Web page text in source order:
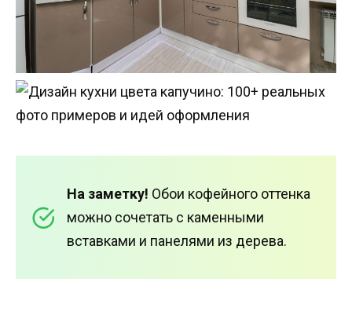
На заметку! Обои кофейного оттенка
можно сочетать с каменными
вставками и панелями из дерева.